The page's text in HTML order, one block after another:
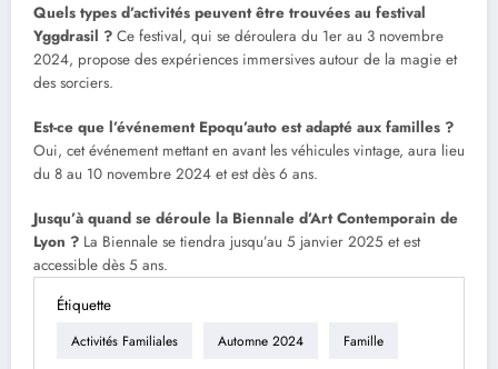
Quels types d’activités peuvent être trouvées au festival
Yggdrasil ? Ce festival, qui se déroulera du 1er au 3 novembre
2024, propose des expériences immersives autour de la magie et
des sorciers.
Est-ce que l’événement Epoqu’auto est adapté aux familles ?
Oui, cet événement mettant en avant les véhicules vintage, aura lieu
du 8 au 10 novembre 2024 et est dès 6 ans.
Jusqu’à quand se déroule la Biennale d’Art Contemporain de
Lyon ? La Biennale se tiendra jusqu’au 5 janvier 2025 et est
accessible dès 5 ans.
Étiquette
Activités Familiales Automne 2024 Famille